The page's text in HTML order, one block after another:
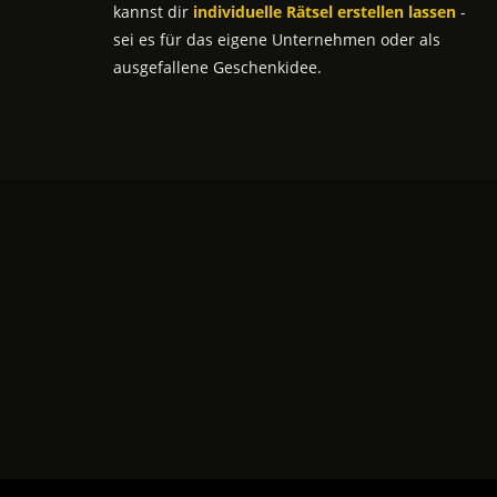
kannst dir individuelle Rätsel erstellen lassen -
sei es für das eigene Unternehmen oder als
ausgefallene Geschenkidee.